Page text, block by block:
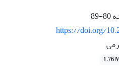
80-89
https://doi.org/
1.76